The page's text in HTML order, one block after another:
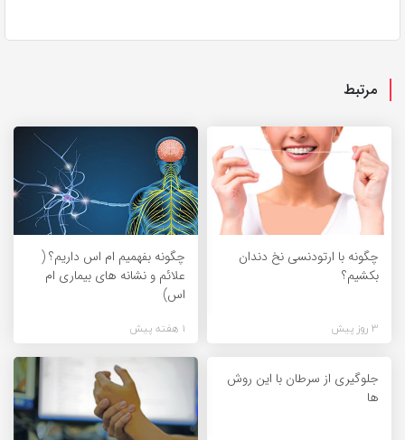
مرتبط
چگونه با ارتودنسی نخ دندان
بکشیم؟
3 روز پیش
چگونه بفهمیم ام اس داریم؟ (
علائم و نشانه های بیماری ام
اس)
1 هفته پیش
جلوگیری از سرطان با این روش
ها